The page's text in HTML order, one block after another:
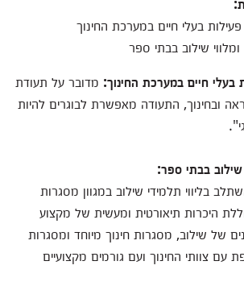
בעלי חיים במערכת החינוך
שילוב בבתי ספר
חיים במערכת החינוך: מדובר על תעודת
ובחינוך, התעודה מאפשרת לבוגרים להיות
בבתי ספר:
בליווי תלמידי שילוב במגוון מסגרות
היכרות תיאורטית ומעשית של מקצוע
של שילוב, מסגרות חינוך מיוחד ומסגרות
עם צוותי החינוך ועם גורמים מקצועיים